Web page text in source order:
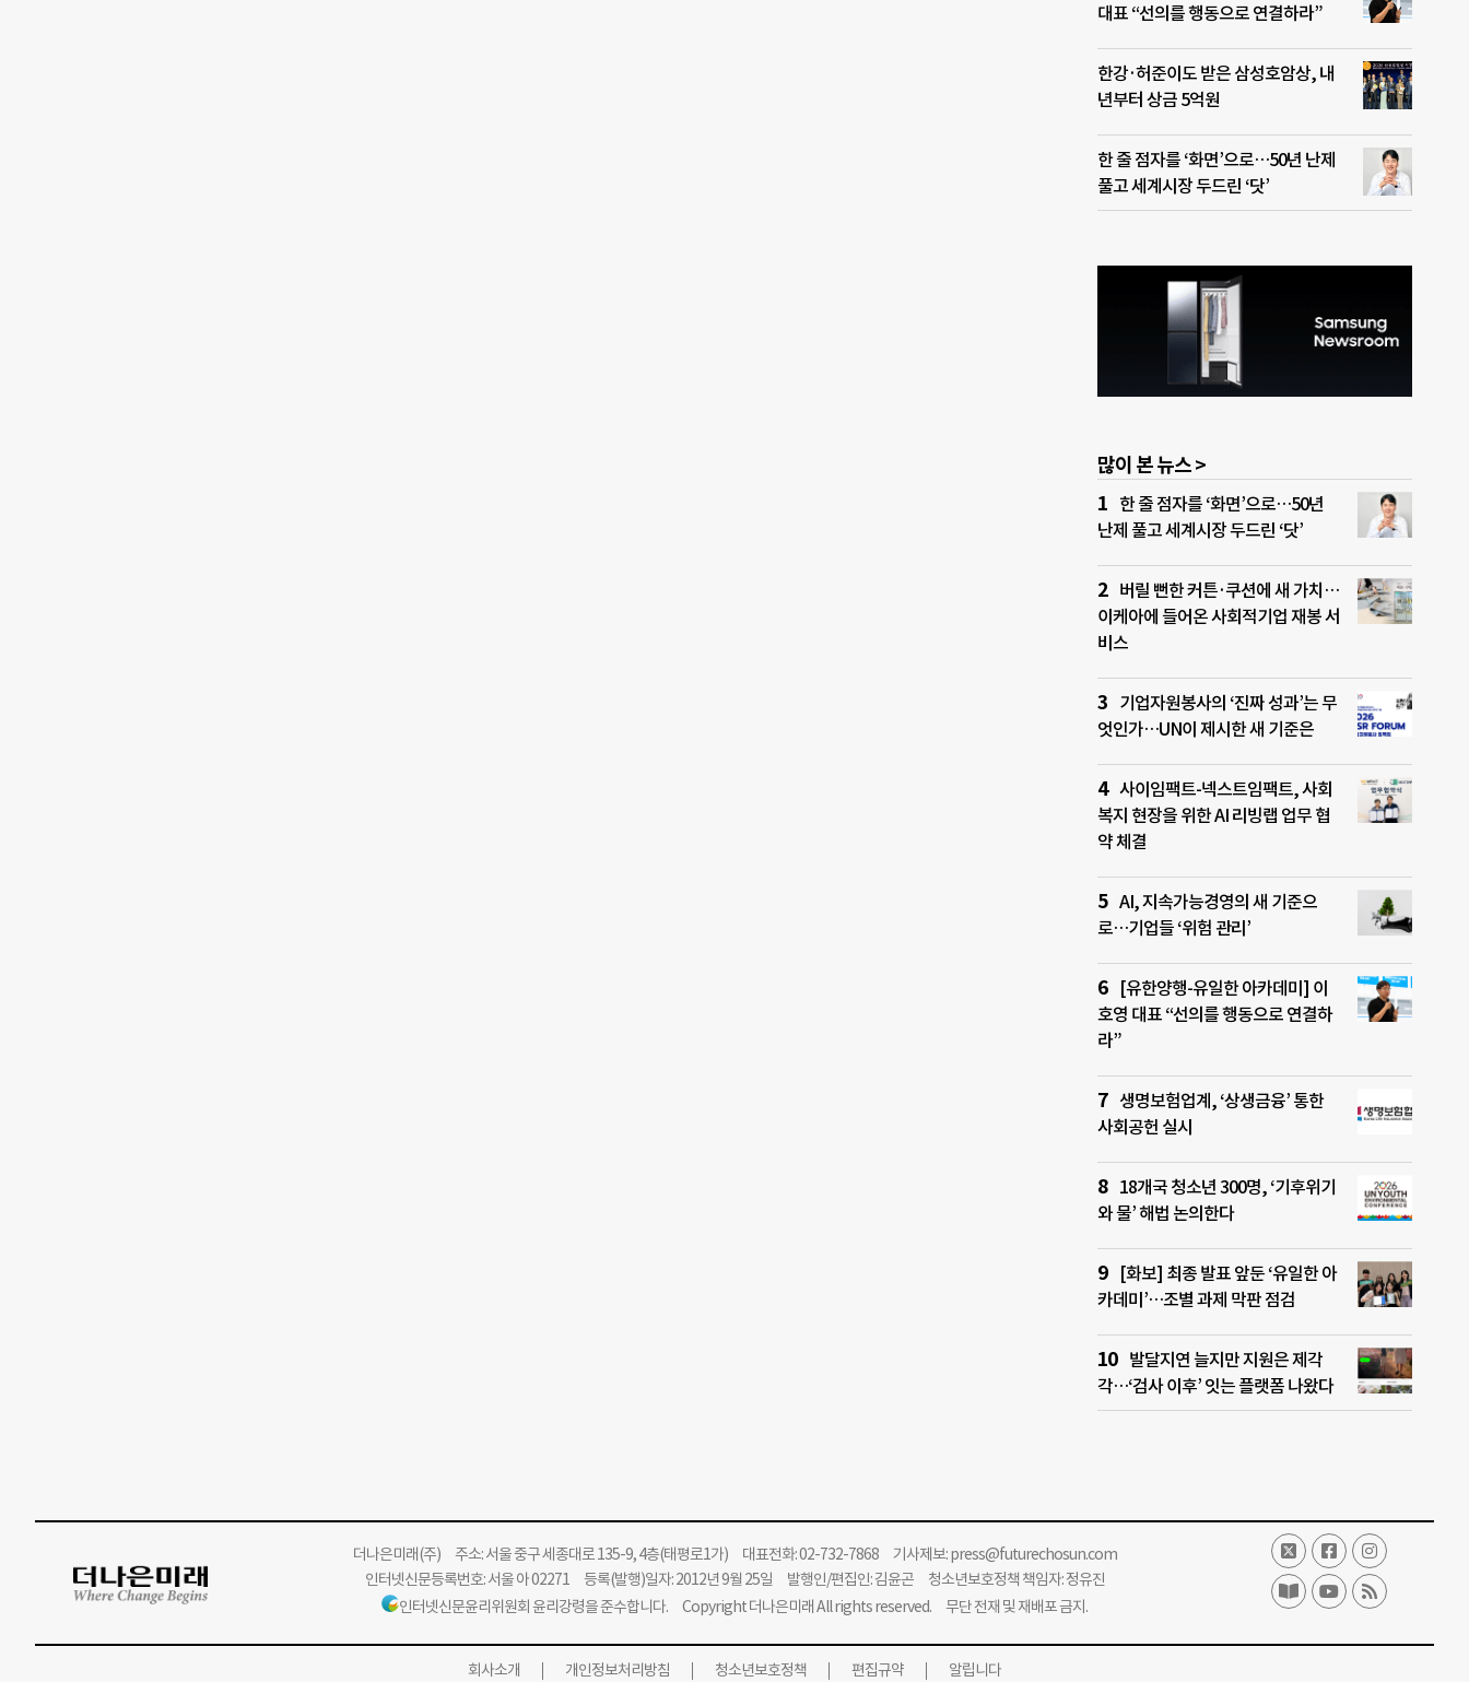
대표 “선의를 행동으로 연결하라”
한강·허준이도 받은 삼성호암상, 내
년부터 상금 5억원
한 줄 점자를 ‘화면’으로…50년 난제
풀고 세계시장 두드린 ‘닷’
많이 본 뉴스 >
한 줄 점자를 ‘화면’으로…50년
난제 풀고 세계시장 두드린 ‘닷’
버릴 뻔한 커튼·쿠션에 새 가치…
이케아에 들어온 사회적기업 재봉 서
비스
기업자원봉사의 ‘진짜 성과’는 무
엇인가…UN이 제시한 새 기준은
사이임팩트-넥스트임팩트, 사회
복지 현장을 위한 AI 리빙랩 업무 협
약 체결
AI, 지속가능경영의 새 기준으
로…기업들 ‘위험 관리’
[유한양행-유일한 아카데미] 이
호영 대표 “선의를 행동으로 연결하
라”
생명보험업계, ‘상생금융’ 통한
사회공헌 실시
18개국 청소년 300명, ‘기후위기
와 물’ 해법 논의한다
[화보] 최종 발표 앞둔 ‘유일한 아
카데미’…조별 과제 막판 점검
발달지연 늘지만 지원은 제각
각…‘검사 이후’ 잇는 플랫폼 나왔다
더나은미래(주)주소: 서울 중구 세종대로 135-9, 4층(태평로1가) 대표전화: 02-732-7868 기사제보:press@futurechosun.com
인터넷신문등록번호: 서울 아 02271 등록(발행)일자: 2012년 9월 25일 발행인/편집인: 김윤곤 청소년보호정책 책임자: 정유진
인터넷신문윤리위원회 윤리강령을 준수합니다. Copyright 더나은미래 All rights reserved. 무단 전재 및 재배포 금지.
회사소개 개인정보처리방침 청소년보호정책 편집규약 알립니다